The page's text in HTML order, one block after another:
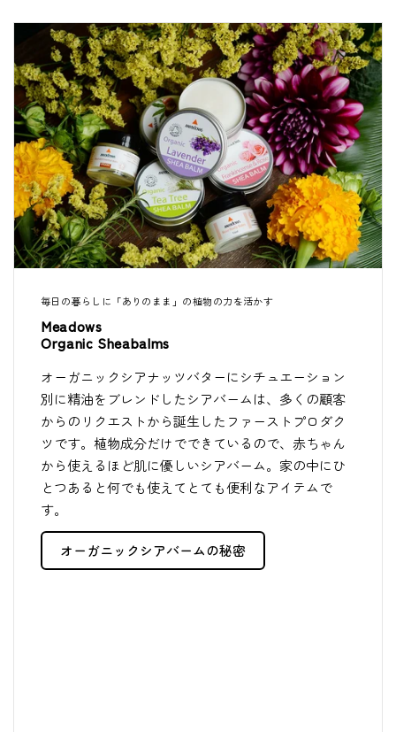
毎日の暮らしに「ありのまま」の植物の力を活かす
Meadows
Organic Sheabalms
オーガニックシアナッツバターにシチュエーション
別に精油をブレンドしたシアバームは、多くの顧客
からのリクエストから誕生したファーストプロダク
ツです。植物成分だけでできているので、赤ちゃん
から使えるほど肌に優しいシアバーム。家の中にひ
とつあると何でも使えてとても便利なアイテムで
す。
オーガニックシアバームの秘密